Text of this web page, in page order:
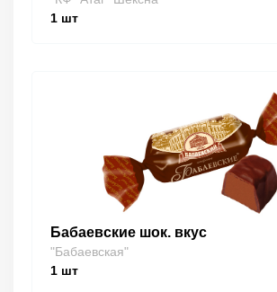
1 шт
Бабаевские шок. вкус
"Бабаевская"
1 шт